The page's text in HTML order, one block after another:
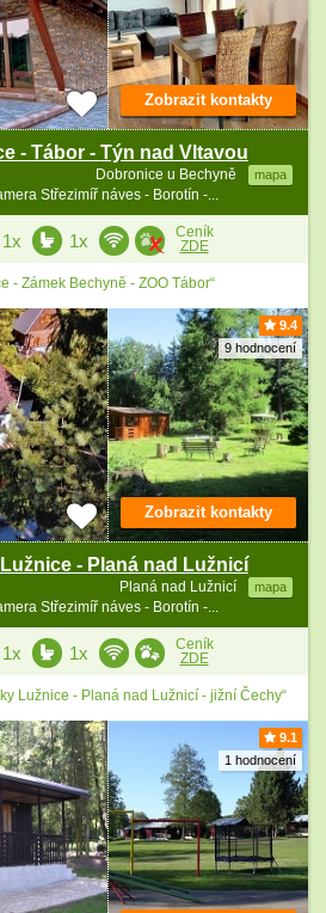
- Tábor - Týn nad Vltavou
Dobronice u Bechyně mapa
Střezimíř náves - Borotín -...
Zobrazit kontakty
1x 1x
Ceník
ZDE
- Zámek Bechyně - ZOO Tábor“
9.4
9 hodnocení
- Planá nad Lužnicí
Planá nad Lužnicí mapa
Střezimíř náves - Borotín -...
Zobrazit kontakty
1x 1x
Ceník
ZDE
Lužnice - Planá nad Lužnicí - jižní Čechy“
9.1
1 hodnocení